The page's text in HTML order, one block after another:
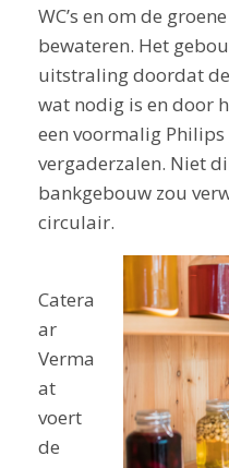
WC’s en om de
bewateren. Het
uitstraling doordat
wat nodig is en door
een voormalig
vergaderzalen. Niet
bankgebouw zou
circulair.
Catera
ar
Verma
at
voert
de